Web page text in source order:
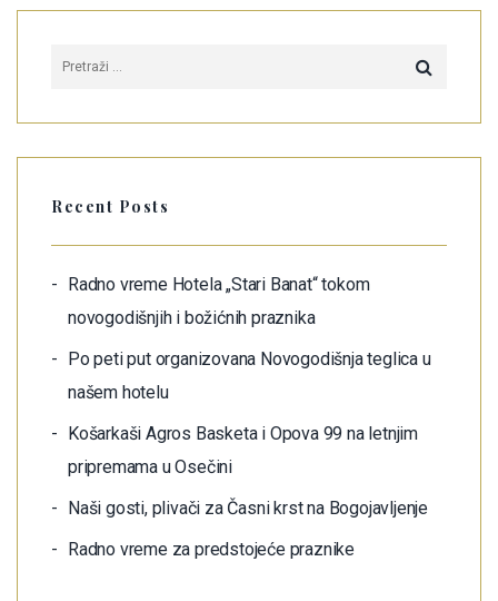
Recent Posts
Radno vreme Hotela „Stari Banat“ tokom
novogodišnjih i božićnih praznika
Po peti put organizovana Novogodišnja teglica u
našem hotelu
Košarkaši Agros Basketa i Opova 99 na letnjim
pripremama u Osečini
Naši gosti, plivači za Časni krst na Bogojavljenje
Radno vreme za predstojeće praznike